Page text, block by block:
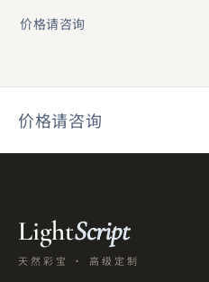
价格请咨询
价格请咨询
LightScript
天然彩宝 · 高级定制